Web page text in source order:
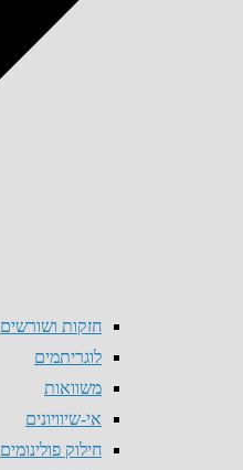
חזקות ושורשים
לוגריתמים
משוואות
אי-שיוויונים
חילוק פולינומים